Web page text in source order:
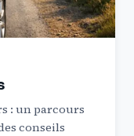
: un parcours
conseils